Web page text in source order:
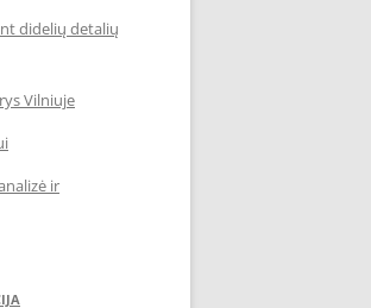
didelių detalių
Vilniuje
ir